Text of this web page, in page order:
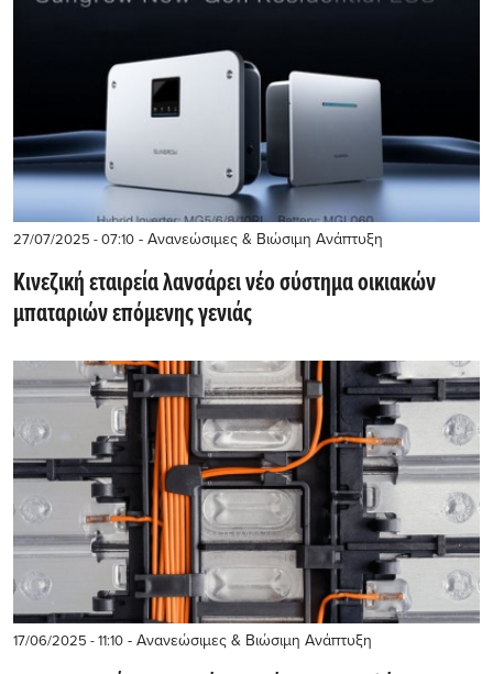
27/07/2025 - 07:10 - Ανανεώσιμες & Βιώσιμη Ανάπτυξη
Κινεζική εταιρεία λανσάρει νέο σύστημα οικιακών
μπαταριών επόμενης γενιάς
17/06/2025 - 11:10 - Ανανεώσιμες & Βιώσιμη Ανάπτυξη